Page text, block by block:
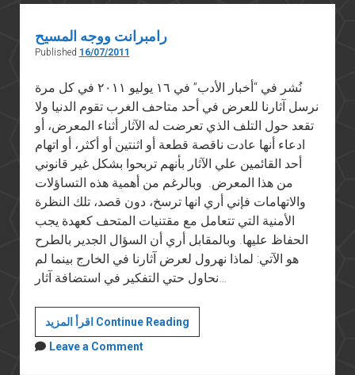
المجمع
رامبرانت ووجه المسيح
Published 16/07/2011
نُشر في “أخبار الأدب” في ١٦ يوليو ٢٠١١ في كل مرة
نرسل آثارنا للعرض في أحد متاحف الغرب تقوم الدنيا ولا
تقعد حول التلف الذي تعرضت له الآثار أثناء المعرض، أو
ادعاء أنها عادت ناقصة قطعة أو اثنتين أو أكثر، أو اتهام
أحد القائمين علي الآثار بأنهم تربحوا بشكل غير قانوني
من هذا المعرض. وبالرغم من أهمية هذه التساؤلات
والاتهامات فإني أري انها ترسخ، دون قصد، تلك النظرة
الأمنية التي تتعامل مع مقتنيات المتحف كعهدة يجب
الحفاظ عليها. وبالمقابل أري أن السؤال الجدير بالطرح
هو الآتي: لماذا نهرول لعرض آثارنا في الخارج بينما لم
نحاول حتي التفكير في استضافة آثار…
اقرأ المزيد Continue Readingرامبرانت
ووجه
Leave a Comment